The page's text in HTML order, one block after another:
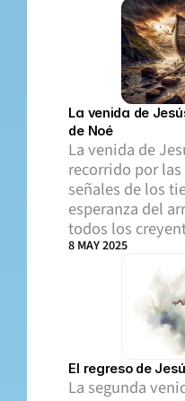
La venida de
de Noé
La venida de
recorrido por
señales de los
esperanza del
todos los
8 MAY 2025
El regreso de
La segunda